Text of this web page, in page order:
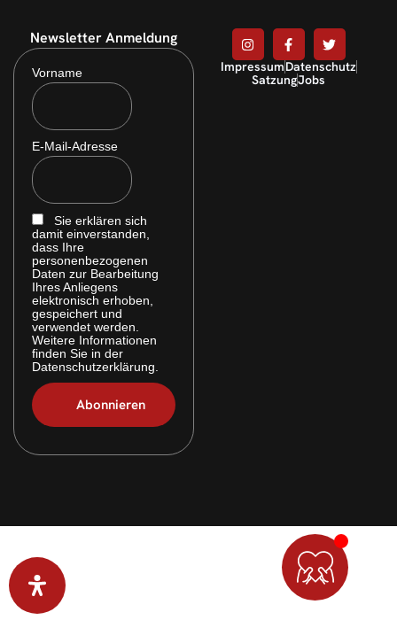
Newsletter Anmeldung
Vorname
E-Mail-Adresse
Sie erklären sich
damit einverstanden,
dass Ihre
personenbezogenen
Daten zur Bearbeitung
Ihres Anliegens
elektronisch erhoben,
gespeichert und
verwendet werden.
Weitere Informationen
finden Sie in der
Datenschutzerklärung.
ImpressumDatenschutz
SatzungJobs
© 2026 Alle Rechte vorbehalten. Layout & technische
Umsetzung:
Werbeagentur Gelsenkirchen